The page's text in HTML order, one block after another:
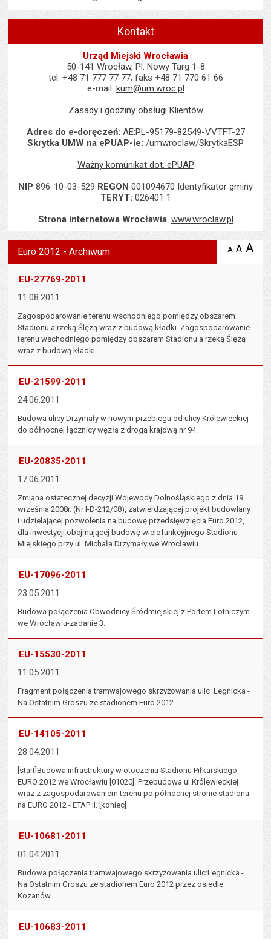
Kontakt
Urząd Miejski Wrocławia
50-141 Wrocław, Pl. Nowy Targ 1-8
tel. +48 71 777 77 77, faks +48 71 770 61 66
e-mail: kum@um.wroc.pl
Zasady i godziny obsługi Klientów
Adres do e-doręczeń: AE:PL-95179-82549-VVTFT-27
Skrytka UMW na ePUAP-ie: /umwroclaw/SkrytkaESP
Ważny komunikat dot. ePUAP
NIP 896-10-03-529 REGON 001094670 Identyfikator gminy
TERYT: 026401 1
Strona internetowa Wrocławia: www.wroclaw.pl
Euro 2012 - Archiwum A zmniejsz
A A
EU-27769-2011
11.08.2011
Zagospodarowanie terenu wschodniego pomiędzy obszarem
Stadionu a rzeką Ślęzą wraz z budową kładki. Zagospodarowanie
terenu wschodniego pomiędzy obszarem Stadionu a rzeką Ślęzą
wraz z budową kładki.
EU-21599-2011
24.06.2011
Budowa ulicy Drzymały w nowym przebiegu od ulicy Królewieckiej
do północnej łącznicy węzła z drogą krajową nr 94.
EU-20835-2011
17.06.2011
Zmiana ostatecznej decyzji Wojewody Dolnośląskiego z dnia 19
września 2008r. (Nr I-D-212/08), zatwierdzającej projekt budowlany
i udzielającej pozwolenia na budowę przedsięwzięcia Euro 2012,
dla inwestycji obejmującej budowę wielofunkcyjnego Stadionu
Miejskiego przy ul. Michała Drzymały we Wrocławiu.
EU-17096-2011
23.05.2011
Budowa połączenia Obwodnicy Śródmiejskiej z Portem Lotniczym
we Wrocławiu-zadanie 3.
EU-15530-2011
11.05.2011
Fragment połączenia tramwajowego skrzyżowania ulic: Legnicka -
Na Ostatnim Groszu ze stadionem Euro 2012.
EU-14105-2011
28.04.2011
[start]Budowa infrastruktury w otoczeniu Stadionu Piłkarskiego
EURO 2012 we Wrocławiu [01020]: Przebudowa ul.Królewieckiej
wraz z zagospodarowaniem terenu po północnej stronie stadionu
na EURO 2012 - ETAP II. [koniec]
EU-10681-2011
01.04.2011
Budowa połączenia tramwajowego skrzyżowania ulic:Legnicka -
Na Ostatnim Groszu ze stadionem Euro 2012 przez osiedle
Kozanów.
EU-10683-2011